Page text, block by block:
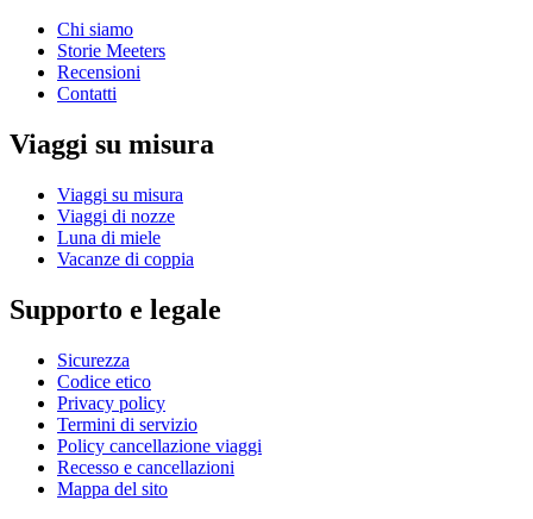
Chi siamo
Storie Meeters
Recensioni
Contatti
Viaggi su misura
Viaggi su misura
Viaggi di nozze
Luna di miele
Vacanze di coppia
Supporto e legale
Sicurezza
Codice etico
Privacy policy
Termini di servizio
Policy cancellazione viaggi
Recesso e cancellazioni
Mappa del sito